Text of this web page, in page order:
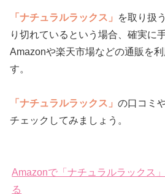
「ナチュラルラックス」
を取り扱
り切れているという場合、確実に
Amazonや楽天市場などの通販を
す。
「ナチュラルラックス」 の口コミ
チェックしてみましょう。
Amazonで「ナチュラルラックス
る